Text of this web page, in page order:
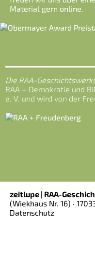
Material gern online.
Die RAA-
RAA – Demokratie und
e. V. und wird von der
zeitlupe | RAA-
(Wiekhaus Nr. 16) ·
Datenschutz